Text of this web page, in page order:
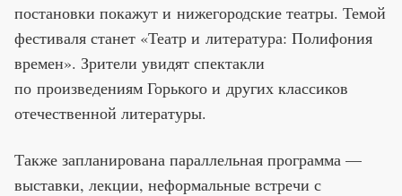
постановки покажут и нижегородские театры. Темой
фестиваля станет «Театр и литература: Полифония
времен». Зрители увидят спектакли
по произведениям Горького и других классиков
отечественной литературы.
Также запланирована параллельная программа —
выставки, лекции, неформальные встречи с